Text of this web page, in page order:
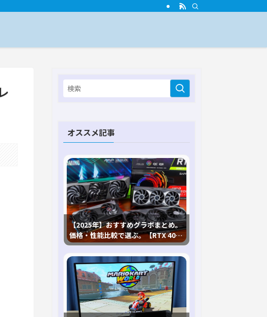
オススメ記事
【2025年】おすすめグラボまとめ。
価格・性能比較で選ぶ。【RTX 40,
RX 7000各種に対応】